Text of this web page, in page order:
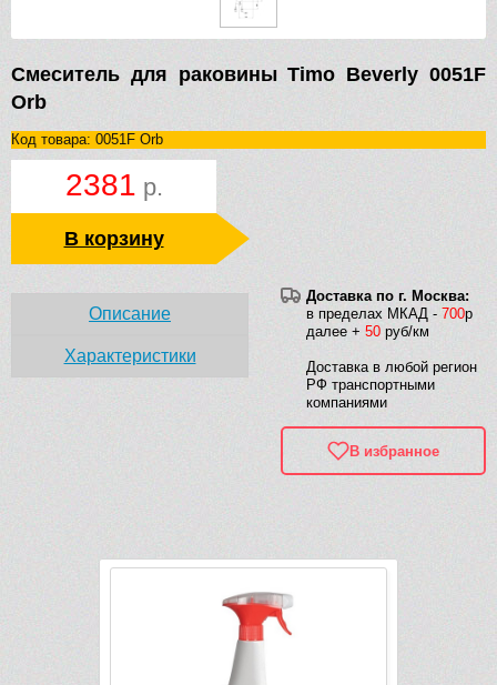
Смеситель для раковины Timo Beverly 0051F
Orb
Код товара: 0051F Orb
2381 р.
В корзину
Доставка по г. Москва:
в пределах МКАД - 700р
далее + 50 руб/км
Доставка в любой регион
РФ транспортными
компаниями
В избранное
Описание
Характеристики